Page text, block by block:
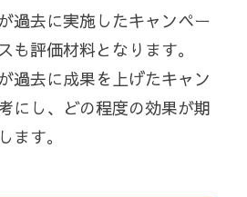
過去に実施したキャンペー
も評価材料となります。
過去に成果を上げたキャン
にし、どの程度の効果が期
ます。